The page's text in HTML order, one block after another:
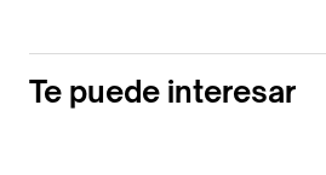
Te puede interesar